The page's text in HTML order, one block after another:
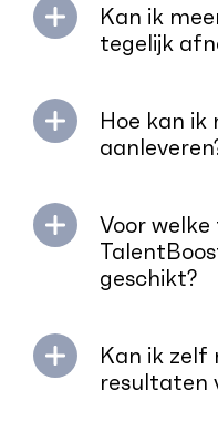
Kan ik
tegelijk
Hoe kan ik
Voor
geschikt?
Kan ik zelf
resultaten